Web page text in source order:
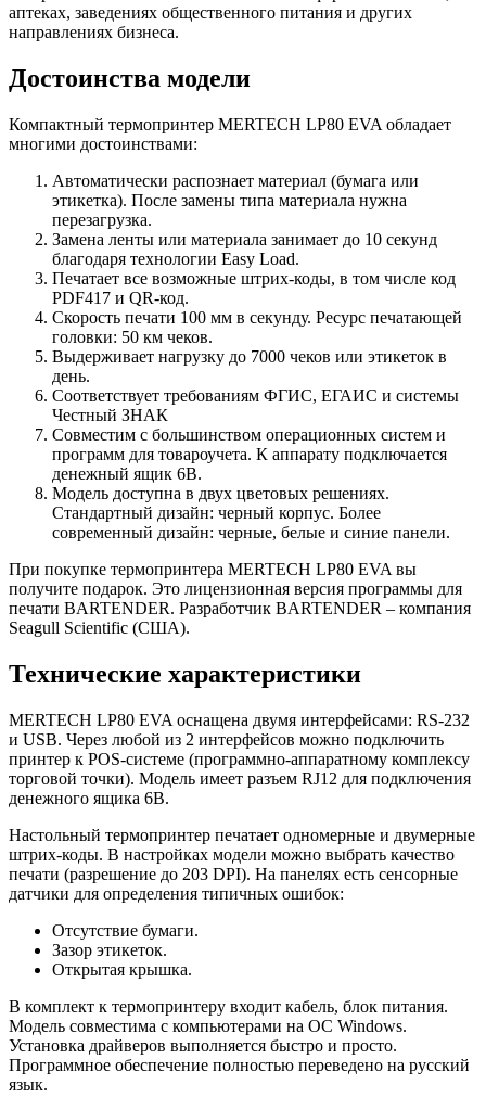
аптеках, заведениях общественного питания и других
направлениях бизнеса.
Достоинства модели
Компактный термопринтер MERTECH LP80 EVA обладает
многими достоинствами:
Автоматически распознает материал (бумага или
этикетка). После замены типа материала нужна
перезагрузка.
Замена ленты или материала занимает до 10 секунд
благодаря технологии Easy Load.
Печатает все возможные штрих-коды, в том числе код
PDF417 и QR-код.
Скорость печати 100 мм в секунду. Ресурс печатающей
головки: 50 км чеков.
Выдерживает нагрузку до 7000 чеков или этикеток в
день.
Соответствует требованиям ФГИС, ЕГАИС и системы
Честный ЗНАК
Совместим с большинством операционных систем и
программ для товароучета. К аппарату подключается
денежный ящик 6В.
Модель доступна в двух цветовых решениях.
Стандартный дизайн: черный корпус. Более
современный дизайн: черные, белые и синие панели.
При покупке термопринтера MERTECH LP80 EVA вы
получите подарок. Это лицензионная версия программы для
печати BARTENDER. Разработчик BARTENDER – компания
Seagull Scientific (США).
Технические характеристики
MERTECH LP80 EVA оснащена двумя интерфейсами: RS-232
и USB. Через любой из 2 интерфейсов можно подключить
принтер к POS-системе (программно-аппаратному комплексу
торговой точки). Модель имеет разъем RJ12 для подключения
денежного ящика 6В.
Настольный термопринтер печатает одномерные и двумерные
штрих-коды. В настройках модели можно выбрать качество
печати (разрешение до 203 DPI). На панелях есть сенсорные
датчики для определения типичных ошибок:
Отсутствие бумаги.
Зазор этикеток.
Открытая крышка.
В комплект к термопринтеру входит кабель, блок питания.
Модель совместима с компьютерами на ОС Windows.
Установка драйверов выполняется быстро и просто.
Программное обеспечение полностью переведено на русский
язык.